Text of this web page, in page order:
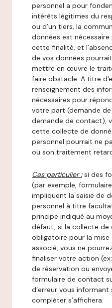
personnel a pour
intérêts légitimes du
ou d’un tiers, la
données est
cette finalité, et
de vos données
mettre en œuvre le
faire obstacle. A titre
renseignement des
nécessaires pour
votre part (demande
demande de contact),
cette collecte de
personnel pourrait ne
ou son traitement
Cas particulier : si des
(par exemple,
impliquent la saisie de
personnel à titre
principe indiqué au
défaut, si la collecte de
obligatoire pour la
associé, vous ne
finaliser votre action
de réservation ou
formulaire de contact
d’erreur vous informant
compléter s’affichera.